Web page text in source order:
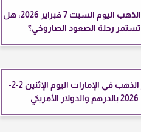
أسعار الذهب اليوم السبت 7 فبراير 2026: هل
تستمر رحلة الصعود الصاروخي؟
سعر الذهب في الإمارات اليوم الإثنين 2-2-
2026 بالدرهم والدولار الأمريكي